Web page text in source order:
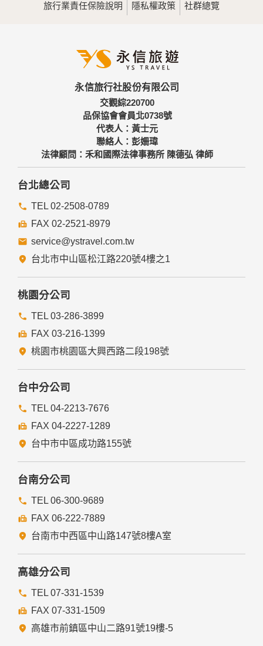
旅行業責任保險說明 隱私權政策 社群總覽
永信旅行社股份有限公司
交觀綜220700
品保協會會員北0738號
代表人：黃士元
聯絡人：彭姍瑋
法律顧問：禾和國際法律事務所 陳德弘 律師
台北總公司
TEL 02-2508-0789
FAX 02-2521-8979
service@ystravel.com.tw
台北市中山區松江路220號4樓之1
桃園分公司
TEL 03-286-3899
FAX 03-216-1399
桃園市桃園區大興西路二段198號
台中分公司
TEL 04-2213-7676
FAX 04-2227-1289
台中市中區成功路155號
台南分公司
TEL 06-300-9689
FAX 06-222-7889
台南市中西區中山路147號8樓A室
高雄分公司
TEL 07-331-1539
FAX 07-331-1509
高雄市前鎮區中山二路91號19樓-5